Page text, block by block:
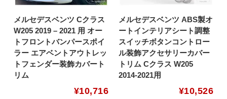
メルセデスベンツ Cクラス
W205 2019 – 2021 用 オー
トフロントバンパースポイ
ラー エアベントアウトレッ
トフェンダー装飾カバート
リム
¥10,716
メルセデスベンツ ABS製オ
ートインテリアシート調整
スイッチボタンコントロー
ル装飾アクセサリーカバー
トリム Cクラス W205
2014-2021用
¥10,526